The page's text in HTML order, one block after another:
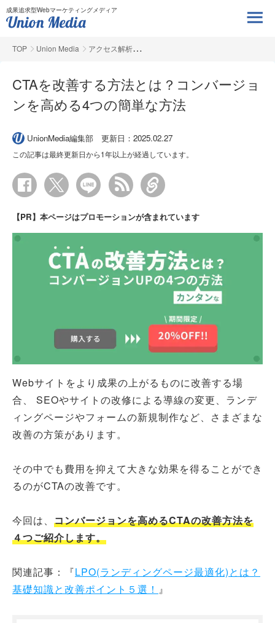
成果追求型Webマーケティングメディア
TOP Union Media アクセス解析
CTAを改善する方法とは？コンバージョ
ンを高める4つの簡単な方法
UnionMedia編集部 更新日：2025.02.27
この記事は最終更新日から1年以上が経過しています。
【PR】本ページはプロモーションが含まれています
Webサイトをより成果の上がるものに改善する場
合、 SEOやサイトの改修による導線の変更、ランデ
ィングページやフォームの新規制作など、さまざまな
改善の方策があります。
その中でも費用を抑えて大きな効果を得ることができ
るのがCTAの改善です。
今回は、 コンバージョンを高めるCTAの改善方法を
４つご紹介します。
関連記事：『LPO(ランディングページ最適化)とは？
基礎知識と改善ポイント５選！ 』